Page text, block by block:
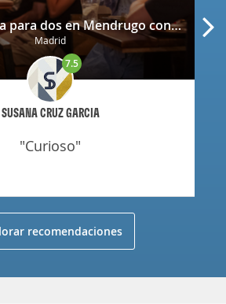
Cena completa para dos en Mendrugo con cerveza artesana incluida
Madrid
SUSANA CRUZ GARCIA
7.5
"curioso"
recomendaciones